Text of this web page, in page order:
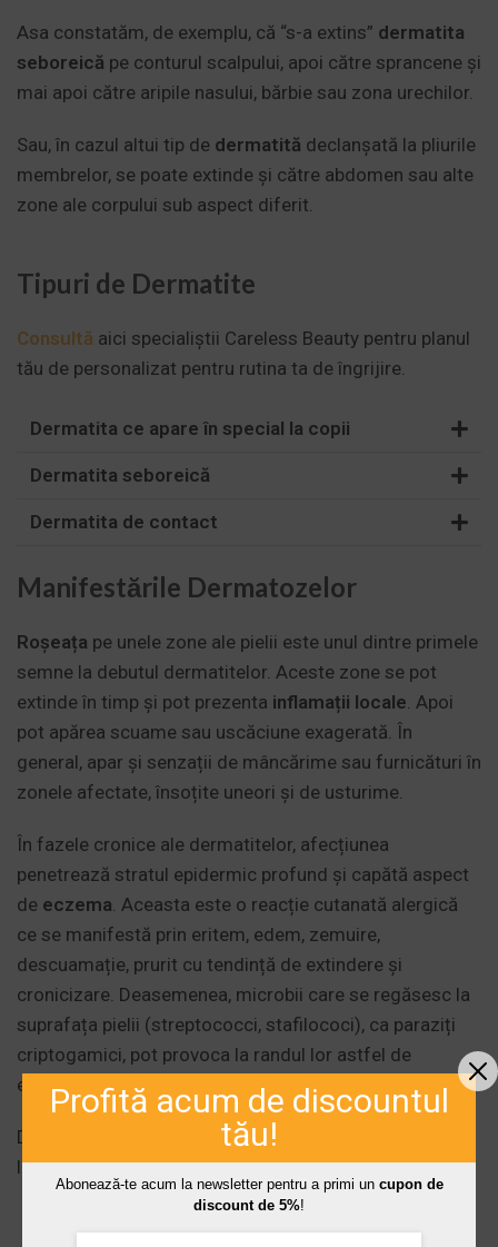
Asa constatăm, de exemplu, că “s-a extins” dermatita
seboreică pe conturul scalpului, apoi către sprancene și
mai apoi către aripile nasului, bărbie sau zona urechilor.
Sau, în cazul altui tip de dermatită declanșată la pliurile
membrelor, se poate extinde și către abdomen sau alte
zone ale corpului sub aspect diferit.
Tipuri de Dermatite
Consultă aici specialiștii Careless Beauty pentru planul
tău de personalizat pentru rutina ta de îngrijire.
Dermatita ce apare în special la copii
Dermatita seboreică
Dermatita de contact
Manifestările Dermatozelor
Roșeața pe unele zone ale pielii este unul dintre primele
semne la debutul dermatitelor. Aceste zone se pot
extinde în timp și pot prezenta inflamații locale . Apoi
pot apărea scuame sau uscăciune exagerată. În
general, apar și senzații de mâncărime sau furnicături în
zonele afectate, însoțite uneori și de usturime.
În fazele cronice ale dermatitelor, afecțiunea
penetrează stratul epidermic profund și capătă aspect
de eczema . Aceasta este o reacție cutanată alergică
ce se manifestă prin eritem, edem, zemuire,
descuamație, prurit cu tendință de extindere și
cronicizare. Deasemenea, microbii care se regăsesc la
suprafața pielii (streptococci, stafilococi), ca paraziți
criptogamici, pot provoca la randul lor astfel de
eczeme.
De cele mai multe ori apare “intoleranță” în aplicarea
locală unor creme de sinteză.
Profită acum de discountul
tău!
Abonează-te acum la newsletter pentru a primi un cupon de
discount de 5%!